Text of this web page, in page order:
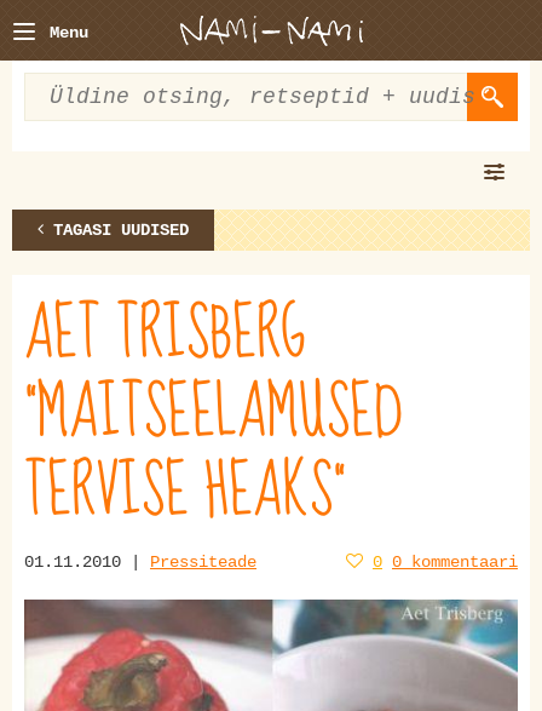
Menu
TAGASI UUDISED
AET TRISBERG
"MAITSEELAMUSED
TERVISE HEAKS"
01.11.2010 | Pressiteade 0 0 kommentaari